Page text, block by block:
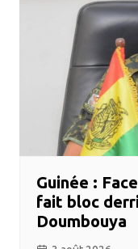
Guinée :
fait bloc
Doumbouya